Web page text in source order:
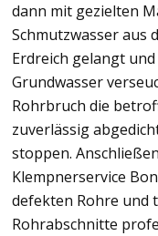
dann mit gezielten
Schmutzwasser aus
Erdreich gelangt
Grundwasser
Rohrbruch die
zuverlässig
stoppen.
Klempnerservice
defekten Rohre und
Rohrabschnitte